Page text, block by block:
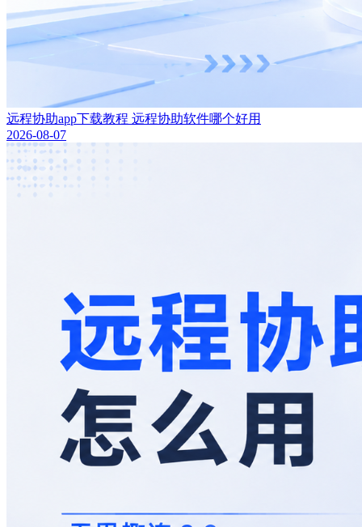
远程协助app下载教程 远程协助软件哪个好用
2026-08-07